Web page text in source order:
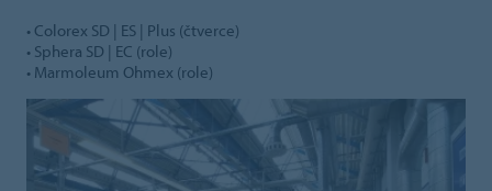
• Colorex SD | ES | Plus (čtverce)
• Sphera SD | EC (role)
• Marmoleum Ohmex (role)